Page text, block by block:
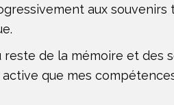
aux souvenirs
de la mémoire et des
que mes